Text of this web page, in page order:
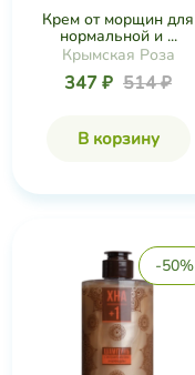
Крем от морщин для
нормальной и ...
Крымская Роза
347 ₽ 514 ₽
В корзину
-50%